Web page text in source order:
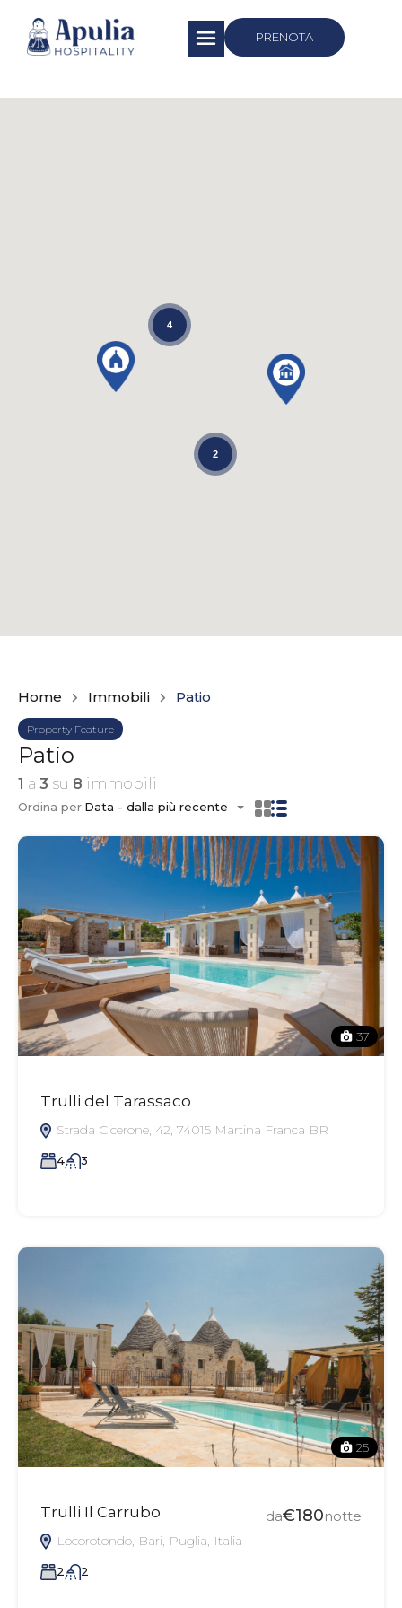
PRENOTA
2
4
Home Immobili Patio
Property Feature
Patio
1 a 3 su 8 immobili
Ordina per:Data - dalla più recente
37
Trulli del Tarassaco
Strada Cicerone, 42, 74015 Martina Franca BR
4 3
25
Trulli Il Carrubo
Locorotondo, Bari, Puglia, Italia
da€180notte
2 2